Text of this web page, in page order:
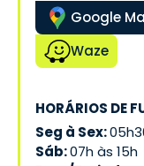
Google
Waze
HORÁRIOS DE
Seg à Sex:
Sáb:07h às 15h